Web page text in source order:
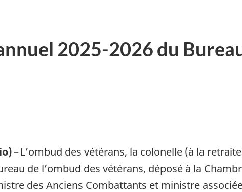
2025-2026 du
– L’ombud des vétérans, la colonelle (à la
de l’ombud des vétérans, déposé à la
des Anciens Combattants et ministre